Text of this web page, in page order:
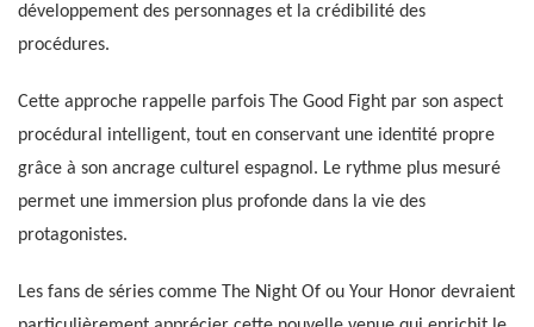
développement des personnages et la crédibilité des
procédures.
Cette approche rappelle parfois The Good Fight par son aspect
procédural intelligent, tout en conservant une identité propre
grâce à son ancrage culturel espagnol. Le rythme plus mesuré
permet une immersion plus profonde dans la vie des
protagonistes.
Les fans de séries comme The Night Of ou Your Honor devraient